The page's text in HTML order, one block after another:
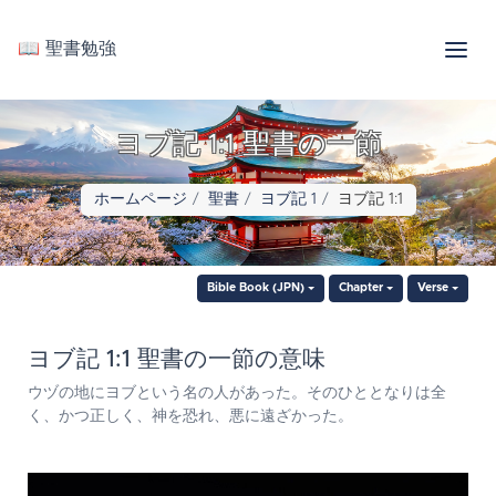
📖 聖書勉強
ヨブ記 1:1 聖書の一節
ホームページ 聖書 ヨブ記 1 ヨブ記 1:1
Bible Book (JPN) Chapter Verse
ヨブ記 1:1 聖書の一節の意味
ウヅの地にヨブという名の人があった。そのひととなりは全
く、かつ正しく、神を恐れ、悪に遠ざかった。